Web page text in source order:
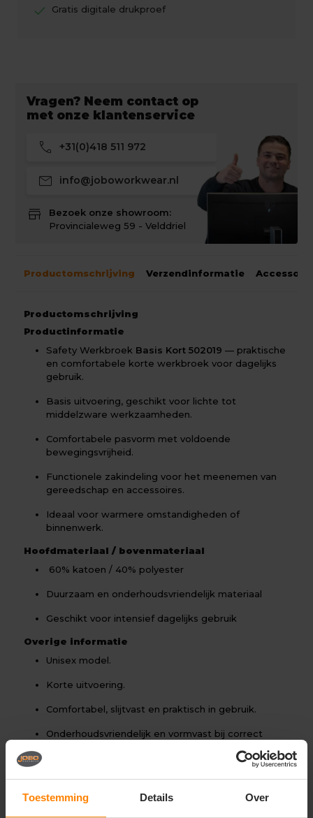
Toestemming Details Over
check Gratis digitale drukproef
Vragen? Neem contact op
met onze klantenservice
call +31(0)418 511 972
mail info@joboworkwear.nl
store
Bezoek onze showroom:
Provincialeweg 59 - Velddriel
Productomschrijving Verzendinformatie
Productomschrijving
Productinformatie
Safety Werkbroek Basis Kort 502019 — praktische
en comfortabele korte werkbroek voor dagelijks
gebruik.
Basis uitvoering, geschikt voor lichte tot
middelzware werkzaamheden.
Comfortabele pasvorm met voldoende
bewegingsvrijheid.
Functionele zakindeling voor het meenemen van
gereedschap en accessoires.
Ideaal voor warmere omstandigheden of
binnenwerk.
Hoofdmateriaal / bovenmateriaal
60% katoen / 40% polyester
Duurzaam en onderhoudsvriendelijk materiaal
Geschikt voor intensief dagelijks gebruik
Overige informatie
Unisex model.
Korte uitvoering.
Comfortabel, slijtvast en praktisch in gebruik.
Onderhoudsvriendelijk en vormvast bij correct
Onder voorbehoud van productveranderingen.
Gerelateerde producten